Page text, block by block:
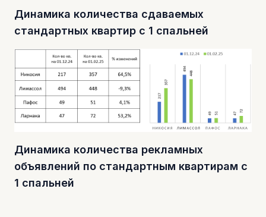
Динамика количества сдаваемых
стандартных квартир с 1 спальней
Динамика количества рекламных
объявлений по стандартным квартирам с
1 спальней